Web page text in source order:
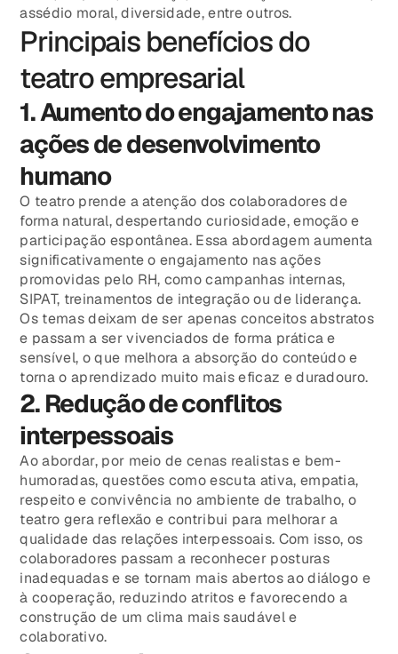
assédio moral, diversidade, entre outros.
Principais benefícios do
teatro empresarial
1. Aumento do engajamento nas
ações de desenvolvimento
humano
O teatro prende a atenção dos colaboradores de
forma natural, despertando curiosidade, emoção e
participação espontânea. Essa abordagem aumenta
significativamente o engajamento nas ações
promovidas pelo RH, como campanhas internas,
SIPAT, treinamentos de integração ou de liderança.
Os temas deixam de ser apenas conceitos abstratos
e passam a ser vivenciados de forma prática e
sensível, o que melhora a absorção do conteúdo e
torna o aprendizado muito mais eficaz e duradouro.
2. Redução de conflitos
interpessoais
Ao abordar, por meio de cenas realistas e bem-
humoradas, questões como escuta ativa, empatia,
respeito e convivência no ambiente de trabalho, o
teatro gera reflexão e contribui para melhorar a
qualidade das relações interpessoais. Com isso, os
colaboradores passam a reconhecer posturas
inadequadas e se tornam mais abertos ao diálogo e
à cooperação, reduzindo atritos e favorecendo a
construção de um clima mais saudável e
colaborativo.